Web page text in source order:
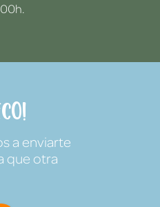
a enviarte
que otra